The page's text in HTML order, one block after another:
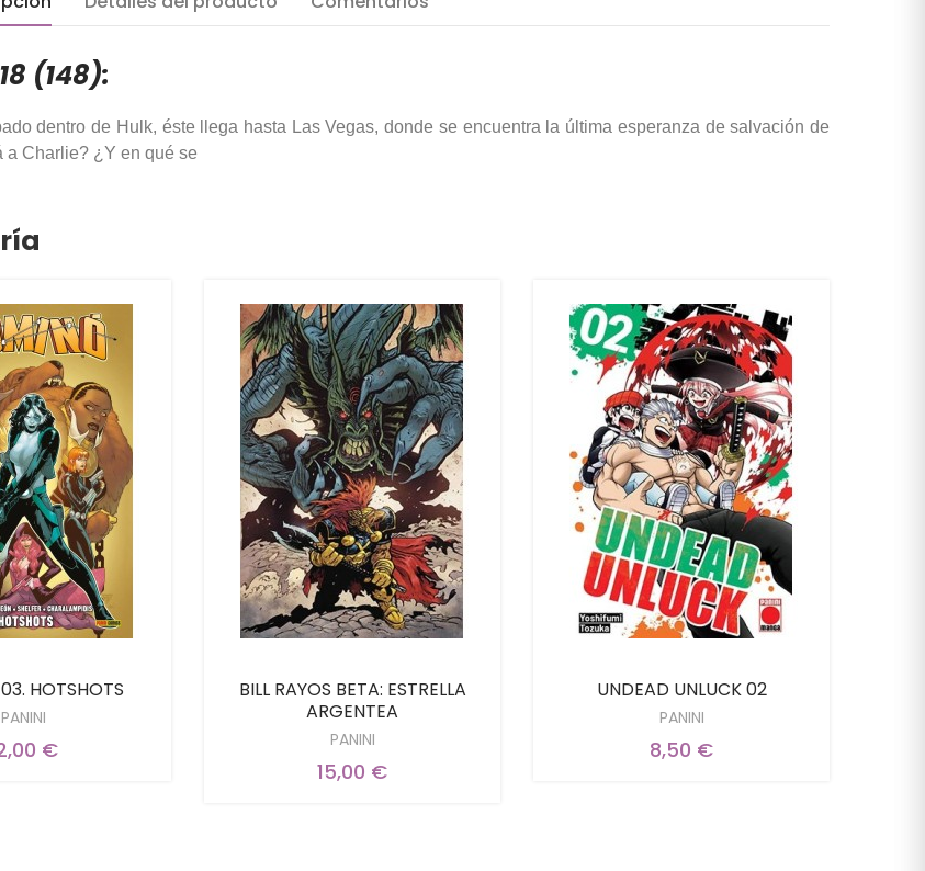
(148):
dentro de Hulk, éste llega hasta Las Vegas, donde se encuentra la última esperanza de salvación de
a Charlie? ¿Y en qué se
HOTSHOTS
PANINI
€
BILL RAYOS BETA: ESTRELLA
ARGENTEA
PANINI
15,00 €
UNDEAD UNLUCK 02
PANINI
8,50 €